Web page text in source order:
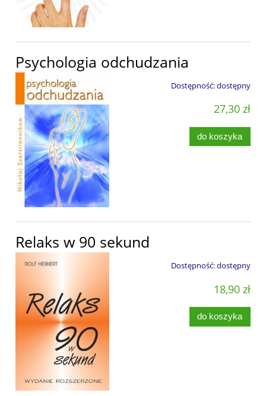
Psychologia odchudzania
Dostępność:dostępny
27,30 zł
do koszyka
Relaks w 90 sekund
Dostępność:dostępny
18,90 zł
do koszyka